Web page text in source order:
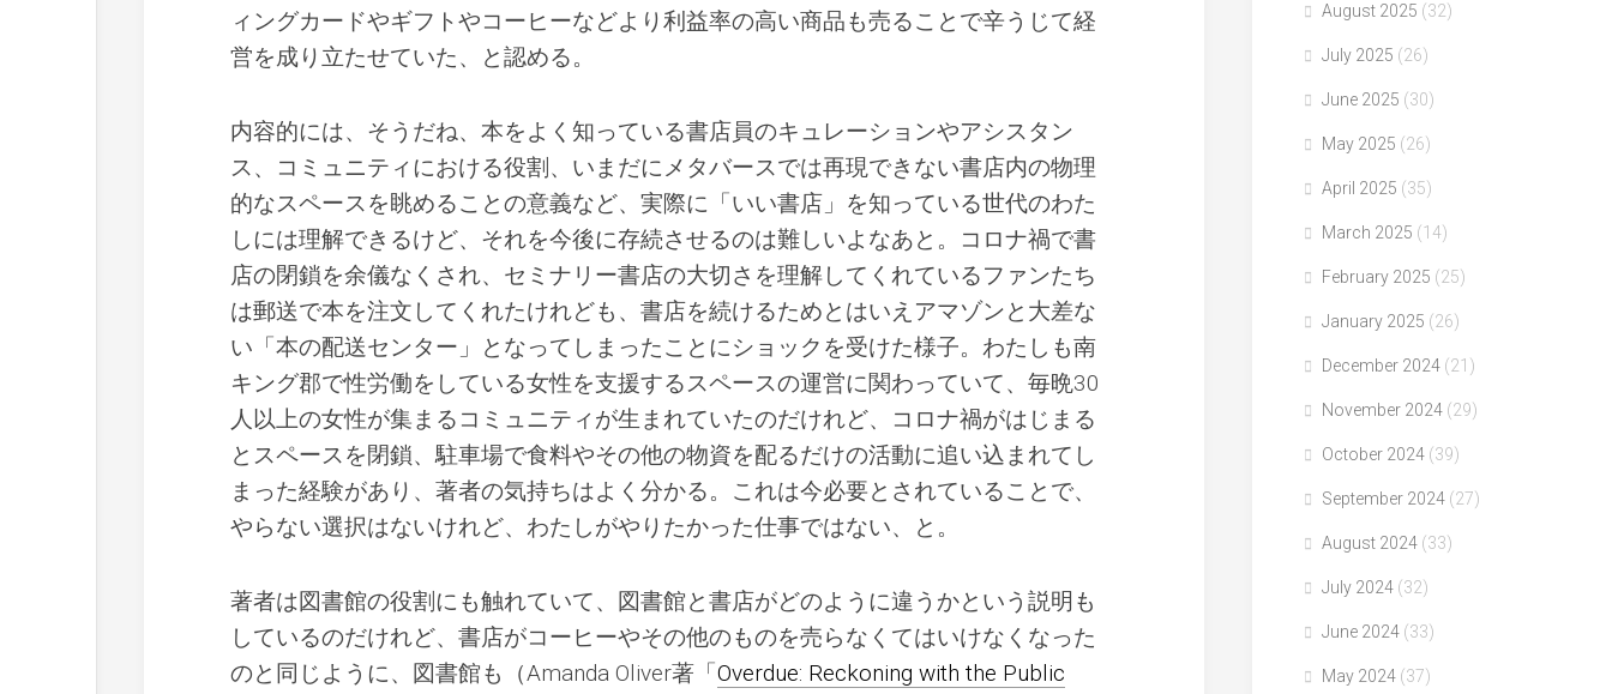
ィングカードやギフトやコーヒーなどより利益率の高い商品も売ることで辛うじて経
営を成り立たせていた、と認める。
内容的には、そうだね、本をよく知っている書店員のキュレーションやアシスタン
ス、コミュニティにおける役割、いまだにメタバースでは再現できない書店内の物理
的なスペースを眺めることの意義など、実際に「いい書店」を知っている世代のわた
しには理解できるけど、それを今後に存続させるのは難しいよなあと。コロナ禍で書
店の閉鎖を余儀なくされ、セミナリー書店の大切さを理解してくれているファンたち
は郵送で本を注文してくれたけれども、書店を続けるためとはいえアマゾンと大差な
い「本の配送センター」となってしまったことにショックを受けた様子。わたしも南
キング郡で性労働をしている女性を支援するスペースの運営に関わっていて、毎晩30
人以上の女性が集まるコミュニティが生まれていたのだけれど、コロナ禍がはじまる
とスペースを閉鎖、駐車場で食料やその他の物資を配るだけの活動に追い込まれてし
まった経験があり、著者の気持ちはよく分かる。これは今必要とされていることで、
やらない選択はないけれど、わたしがやりたかった仕事ではない、と。
著者は図書館の役割にも触れていて、図書館と書店がどのように違うかという説明も
しているのだけれど、書店がコーヒーやその他のものを売らなくてはいけなくなった
のと同じように、図書館も（Amanda Oliver著「Overdue: Reckoning with the Public
August 2025 (32)
July 2025 (26)
June 2025 (30)
May 2025 (26)
April 2025 (35)
March 2025 (14)
February 2025 (25)
January 2025 (26)
December 2024 (21)
November 2024 (29)
October 2024 (39)
September 2024 (27)
August 2024 (33)
July 2024 (32)
June 2024 (33)
May 2024 (37)